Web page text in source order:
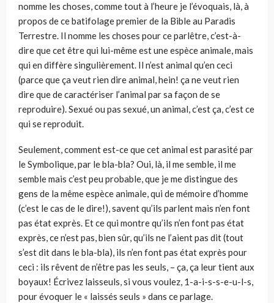
nomme les choses, comme tout à l’heure je l’évoquais, là, à
propos de ce batifolage premier de la Bible au Paradis
Terrestre. Il nomme les choses pour ce parlêtre, c’est-à-
dire que cet être qui lui-même est une espèce animale, mais
qui en diffère singulièrement. Il n’est animal qu’en ceci
(parce que ça veut rien dire animal, hein! ça ne veut rien
dire que de caractériser l’animal par sa façon de se
reproduire). Sexué ou pas sexué, un animal, c’est ça, c’est ce
qui se reproduit.
Seulement, comment est-ce que cet animal est parasité par
le Symbolique, par le bla-bla? Oui, là, il me semble, il me
semble mais c’est peu probable, que je me distingue des
gens de la même espèce animale, qui de mémoire d’homme
(c’est le cas de le dire!), savent qu’ils parlent mais n’en font
pas état exprès. Et ce qui montre qu’ils n’en font pas état
exprès, ce n’est pas, bien sûr, qu’ils ne l’aient pas dit (tout
s’est dit dans le bla-bla), ils n’en font pas état exprès pour
ceci : ils rêvent de n’être pas les seuls, – ça, ça leur tient aux
boyaux! Écrivez laisseuls, si vous voulez, 1-a-i-s-s-e-u-l-s,
pour évoquer le « laissés seuls » dans ce parlage.